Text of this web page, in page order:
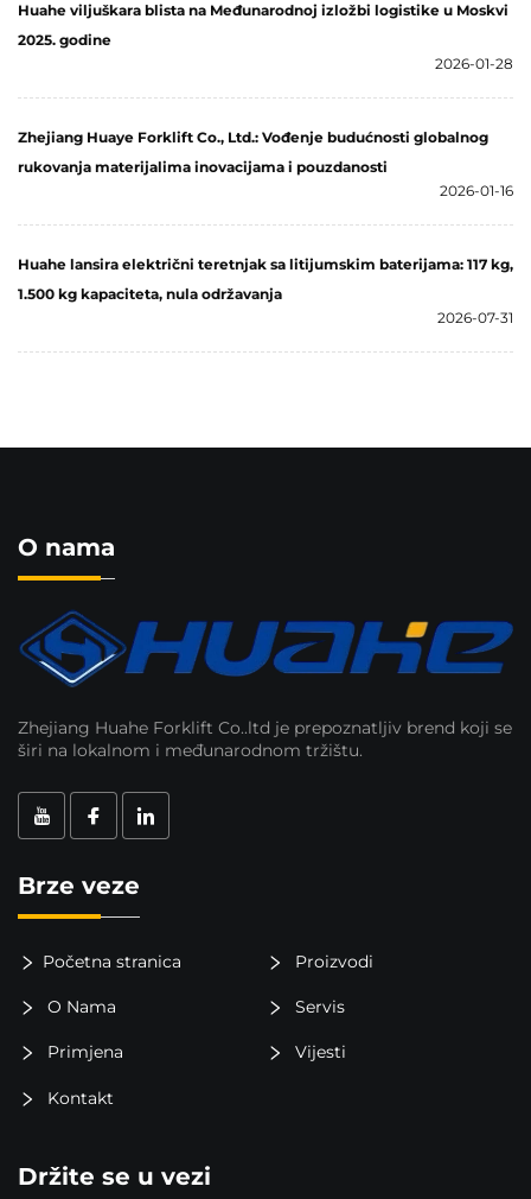
Huahe viljuškara blista na Međunarodnoj izložbi logistike u Moskvi
2025. godine
2026-01-28
Zhejiang Huaye Forklift Co., Ltd.: Vođenje budućnosti globalnog
rukovanja materijalima inovacijama i pouzdanosti
2026-01-16
Huahe lansira električni teretnjak sa litijumskim baterijama: 117 kg,
1.500 kg kapaciteta, nula održavanja
2026-07-31
O nama
Zhejiang Huahe Forklift Co..ltd je prepoznatljiv brend koji se
širi na lokalnom i međunarodnom tržištu.
Brze veze
Početna stranica Proizvodi
O Nama Servis
Primjena Vijesti
Kontakt
Držite se u vezi